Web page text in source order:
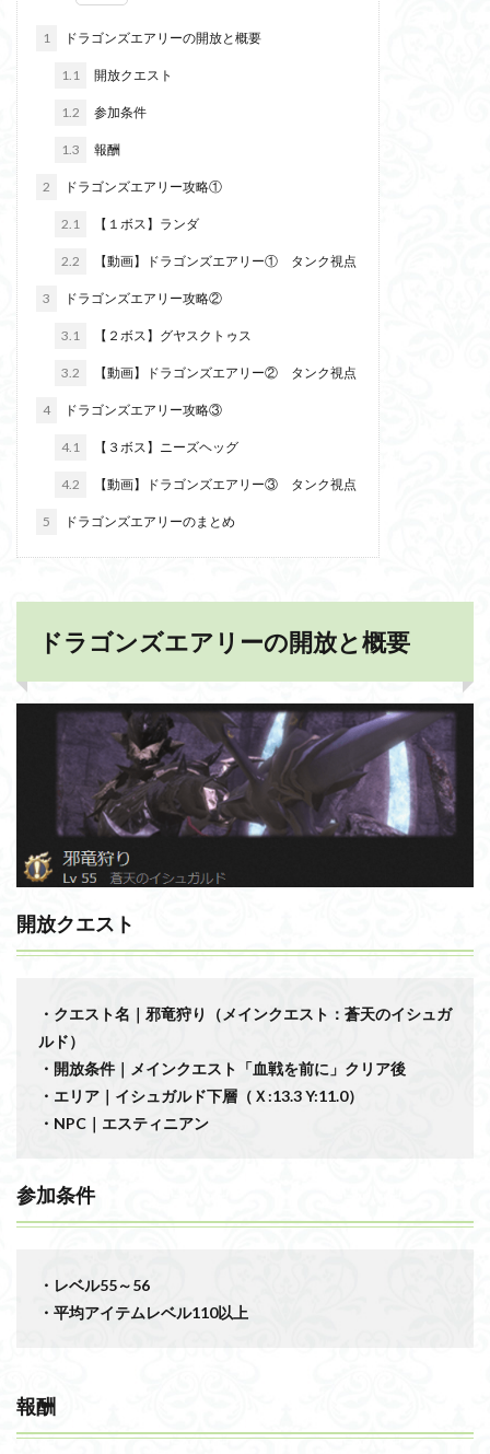
1 ドラゴンズエアリーの開放と概要
1.1 開放クエスト
1.2 参加条件
1.3 報酬
2 ドラゴンズエアリー攻略①
2.1 【１ボス】ランダ
2.2 【動画】ドラゴンズエアリー① タンク視点
3 ドラゴンズエアリー攻略②
3.1 【２ボス】グヤスクトゥス
3.2 【動画】ドラゴンズエアリー② タンク視点
4 ドラゴンズエアリー攻略③
4.1 【３ボス】ニーズヘッグ
4.2 【動画】ドラゴンズエアリー③ タンク視点
5 ドラゴンズエアリーのまとめ
ドラゴンズエアリーの開放と概要
開放クエスト
・クエスト名｜邪竜狩り（メインクエスト：蒼天のイシュガ
ルド）
・開放条件｜メインクエスト「血戦を前に」クリア後
・エリア｜イシュガルド下層（Ｘ:13.3 Y:11.0）
・NPC｜エスティニアン
参加条件
・レベル55～56
・平均アイテムレベル110以上
報酬